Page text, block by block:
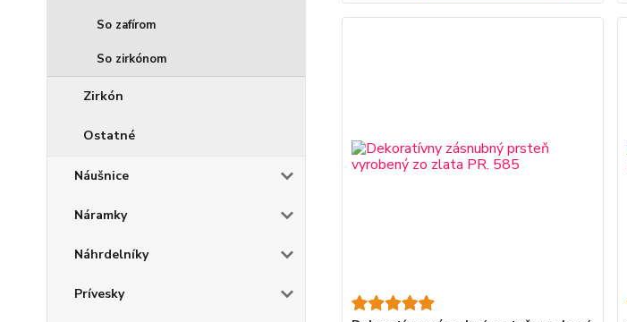
So zafírom
So zirkónom
Zirkón
Ostatné
Náušnice
Náramky
Náhrdelníky
Prívesky